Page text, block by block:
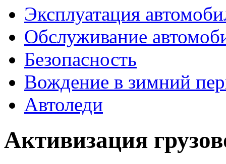
Эксплуатация
Обслуживание
Безопасность
Вождение в зимний
Автоледи
Активизация